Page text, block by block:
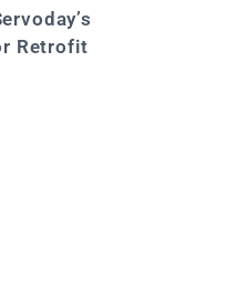
Retrofit